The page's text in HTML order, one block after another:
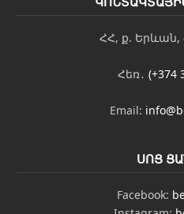
ՀՀ, ք. Երևան,
Հեռ․ (+374
Email:
ՍՈՑ
Facebook: